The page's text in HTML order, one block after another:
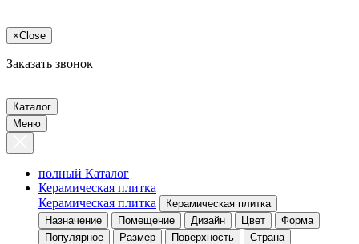
×Close
Заказать звонок
Каталог
Меню
полный Каталог
Керамическая плитка
Керамическая плитка
Керамическая плитка
Назначение
Помещение Дизайн Цвет
Форма
Популярное
Размер Поверхность Страна